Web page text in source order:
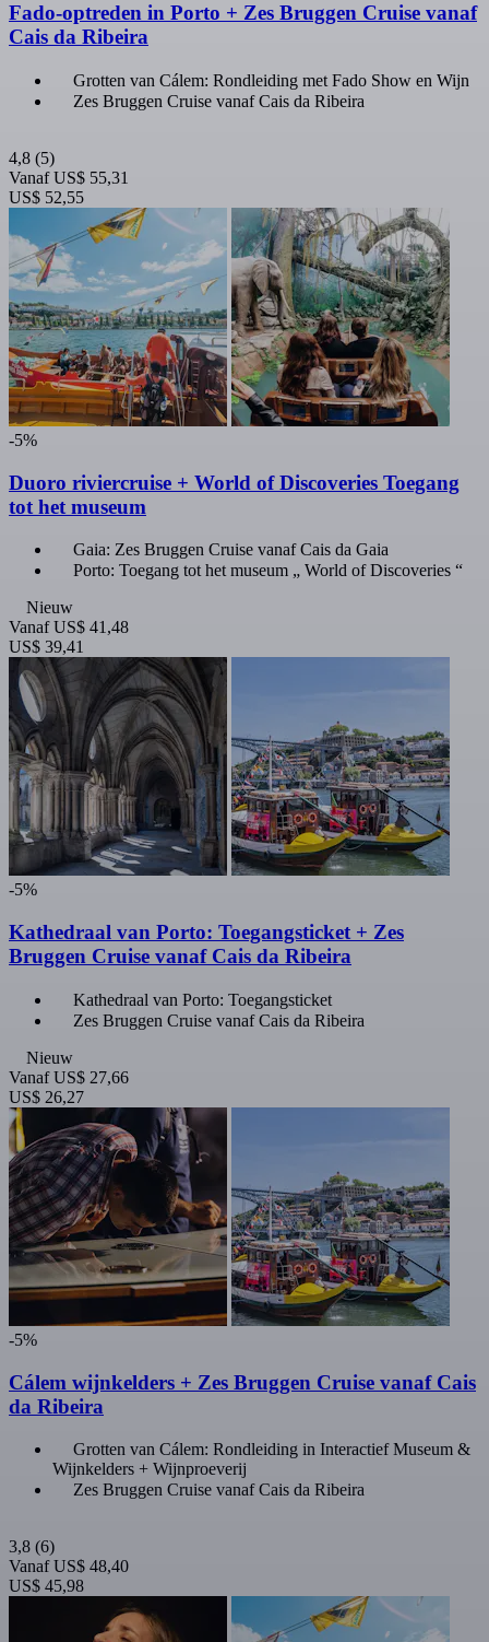
Fado-optreden in Porto + Zes Bruggen Cruise vanaf
Cais da Ribeira
Grotten van Cálem: Rondleiding met Fado Show en Wijn
Zes Bruggen Cruise vanaf Cais da Ribeira
4,8 (5)
Vanaf US$ 55,31
US$ 52,55
-5%
Duoro riviercruise + World of Discoveries Toegang
tot het museum
Gaia: Zes Bruggen Cruise vanaf Cais da Gaia
Porto: Toegang tot het museum „ World of Discoveries “
Nieuw
Vanaf US$ 41,48
US$ 39,41
-5%
Kathedraal van Porto: Toegangsticket + Zes
Bruggen Cruise vanaf Cais da Ribeira
Kathedraal van Porto: Toegangsticket
Zes Bruggen Cruise vanaf Cais da Ribeira
Nieuw
Vanaf US$ 27,66
US$ 26,27
-5%
Cálem wijnkelders + Zes Bruggen Cruise vanaf Cais
da Ribeira
Grotten van Cálem: Rondleiding in Interactief Museum &
Wijnkelders + Wijnproeverij
Zes Bruggen Cruise vanaf Cais da Ribeira
3,8 (6)
Vanaf US$ 48,40
US$ 45,98